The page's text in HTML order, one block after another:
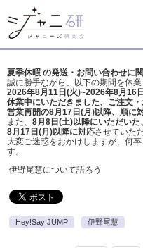
夏季休暇 の発送・お問い合わせに
誠に勝手ながら、以下の期間を休業
2026年8月11日(火)~2026年8月16
休業中にいただきました、ご注文
営業再開の8月17日(月)以降、順に
また、 8月8日(土)以降にいただいた
8月17日(月)以降に対応させていた
大変ご迷惑をおかけしますが、 何
す。
伊野尾慧について語ろう
Hey!Say!JUMP 伊野尾慧